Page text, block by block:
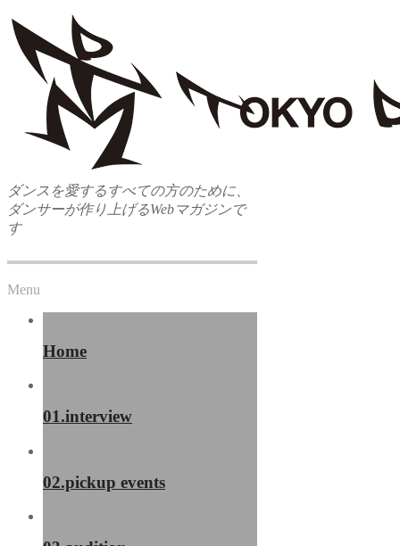
ダンスを愛するすべての方のために、
ダンサーが作り上げるWebマガジンで
す
Menu
Home
01.interview
02.pickup events